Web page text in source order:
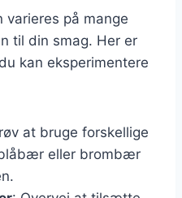
på mange
til din smag. Her er
kan eksperimentere
at bruge forskellige
eller brombær